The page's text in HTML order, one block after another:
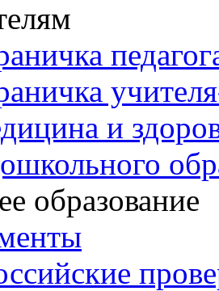
и
образование